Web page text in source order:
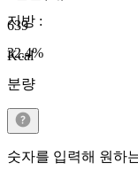
639
Kcal
지방 :
32.4%
분량
숫자를 입력해 원하